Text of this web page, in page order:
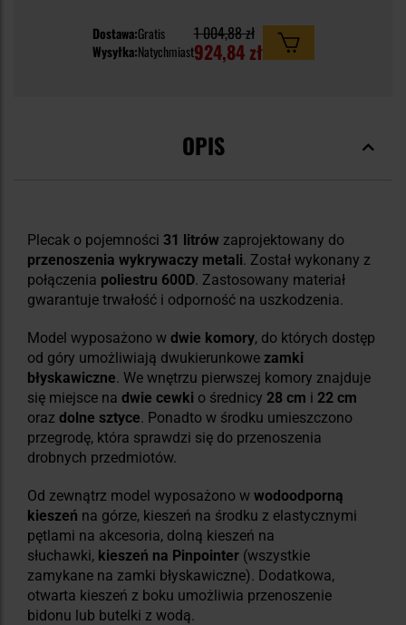
Dostawa:Gratis
Wysyłka:Natychmiast
1 004,88 zł
924,84 zł
OPIS
Plecak o pojemności 31 litrów zaprojektowany do
przenoszenia wykrywaczy metali. Został wykonany z
połączenia poliestru 600D. Zastosowany materiał
gwarantuje trwałość i odporność na uszkodzenia.
Model wyposażono w dwie komory, do których dostęp
od góry umożliwiają dwukierunkowe zamki
błyskawiczne. We wnętrzu pierwszej komory znajduje
się miejsce na dwie cewki o średnicy 28 cm i 22 cm
oraz dolne sztyce. Ponadto w środku umieszczono
przegrodę, która sprawdzi się do przenoszenia
drobnych przedmiotów.
Od zewnątrz model wyposażono w wodoodporną
kieszeń na górze, kieszeń na środku z elastycznymi
pętlami na akcesoria, dolną kieszeń na
słuchawki, kieszeń na Pinpointer (wszystkie
zamykane na zamki błyskawiczne). Dodatkowa,
otwarta kieszeń z boku umożliwia przenoszenie
bidonu lub butelki z wodą.